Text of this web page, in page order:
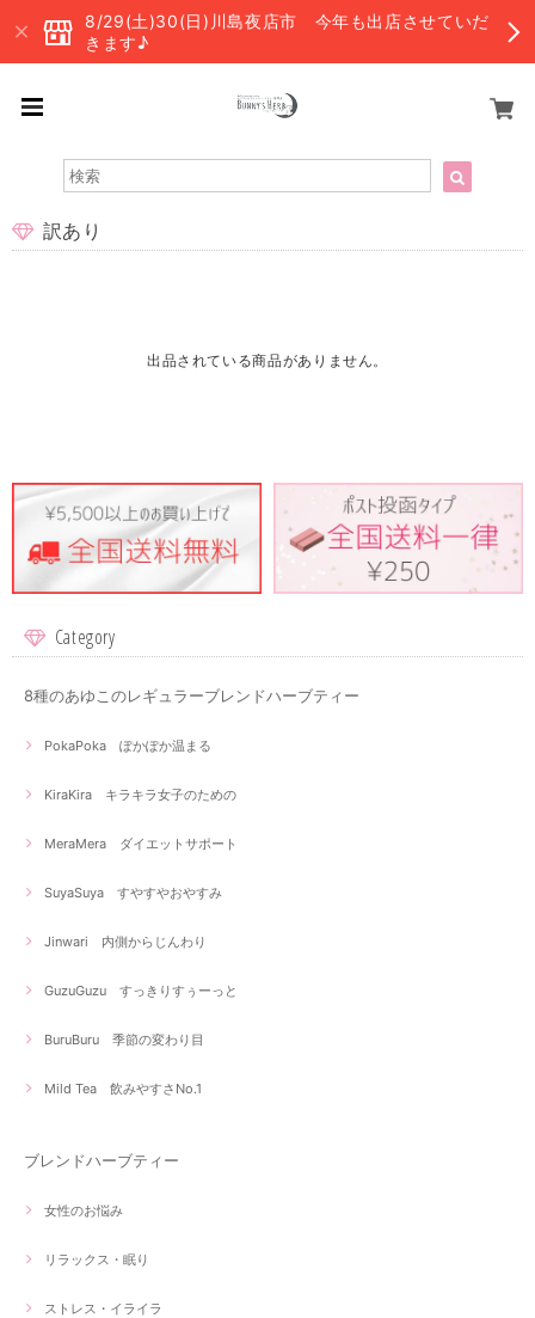
8/29(土)30(日)川島夜店市 今年も出店させていだ
きます♪
訳あり
出品されている商品がありません。
Category
8種のあゆこのレギュラーブレンドハーブティー
PokaPoka ぽかぽか温まる
KiraKira キラキラ女子のための
MeraMera ダイエットサポート
SuyaSuya すやすやおやすみ
Jinwari 内側からじんわり
GuzuGuzu すっきりすぅーっと
BuruBuru 季節の変わり目
Mild Tea 飲みやすさNo.1
ブレンドハーブティー
女性のお悩み
リラックス・眠り
ストレス・イライラ